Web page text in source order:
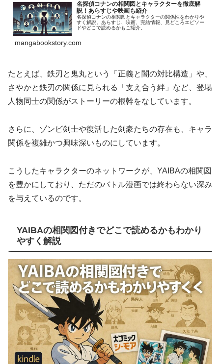
名探偵コナンの相関図とキャラクターを徹底解
説！あらすじや映画も紹介
名探偵コナンの相関図とキャラクターの関係性をわかりや
すく解説。あらすじ、映画、完結情報、見どころエピソー
ドやどこで読めるかもご紹介。
mangabookstory.com
たとえば、鉄刃と鬼丸という「正義と闇の対比構造」や、
さやかと鉄刃の関係に見られる「支え合う絆」など、登場
人物同士の関係がストーリーの根幹をなしています。
さらに、ゾンビ剣士や復活した剣豪たちの存在も、キャラ
関係を複雑かつ興味深いものにしています。
こうしたキャラクターのネットワークが、YAIBAの相関図
を豊かにしており、ただのバトル漫画では終わらない深み
を与えているのです。
YAIBAの相関図付きでどこで読めるかもわかり
やすく解説